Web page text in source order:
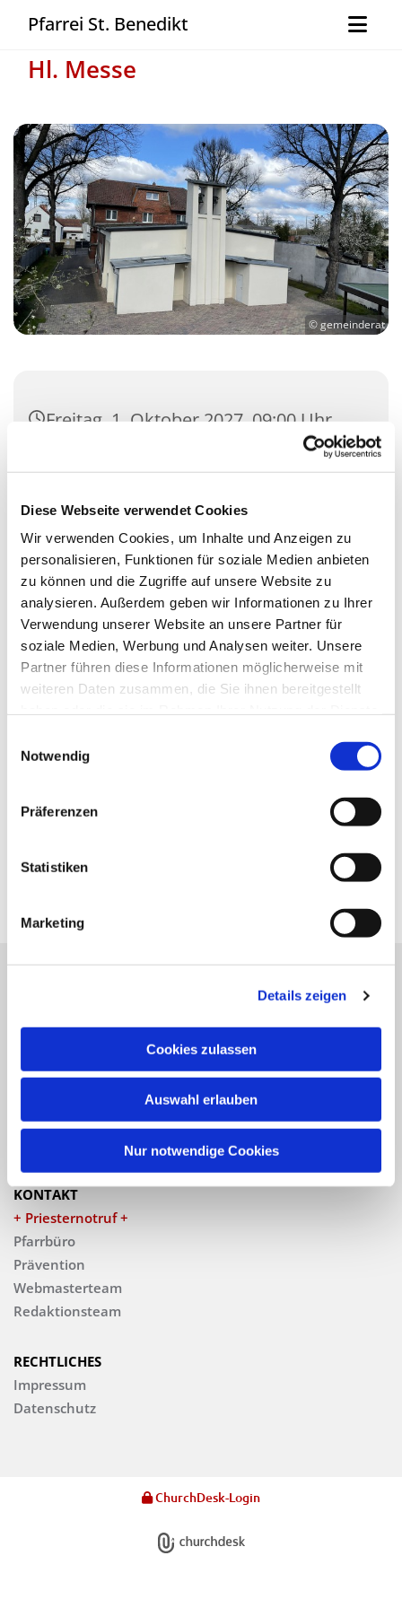
Diese Webseite verwendet Cookies
Wir verwenden Cookies, um Inhalte und Anzeigen zu
personalisieren, Funktionen für soziale Medien anbieten
zu können und die Zugriffe auf unsere Website zu
analysieren. Außerdem geben wir Informationen zu Ihrer
Verwendung unserer Website an unsere Partner für
soziale Medien, Werbung und Analysen weiter. Unsere
Partner führen diese Informationen möglicherweise mit
weiteren Daten zusammen, die Sie ihnen bereitgestellt
Notwendig
Präferenzen
Statistiken
Marketing
Details zeigen
Cookies zulassen
Auswahl erlauben
Nur notwendige Cookies
Pfarrei St. Benedikt
Hl. Messe
© gemeinderat
Freitag, 1. Oktober 2027, 09:00 Uhr
Kirche Mariä Unbefleckte
Zossen
Pfarrei St. Benedikt Teltow-Fläming
Gottesdienste
KONTAKT
+ Priesternotruf +
Pfarrbüro
Prävention
Webmasterteam
Redaktionsteam
RECHTLICHES
Impressum
Datenschutz
ChurchDesk-Login